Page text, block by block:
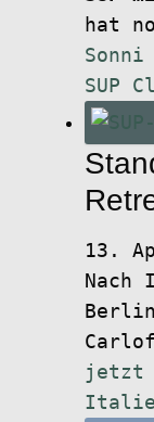
hat
Sonni
SUP
13.
Nach
Berlin
jetzt